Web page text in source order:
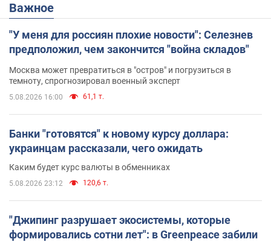
Важное
"У меня для россиян плохие новости": Селезнев
предположил, чем закончится "война складов"
Москва может превратиться в "остров" и погрузиться в
темноту, спрогнозировал военный эксперт
5.08.2026 16:00 61,1 т.
Банки "готовятся" к новому курсу доллара:
украинцам рассказали, чего ожидать
Каким будет курс валюты в обменниках
5.08.2026 23:12 120,6 т.
"Джипинг разрушает экосистемы, которые
формировались сотни лет": в Greenpeace забили